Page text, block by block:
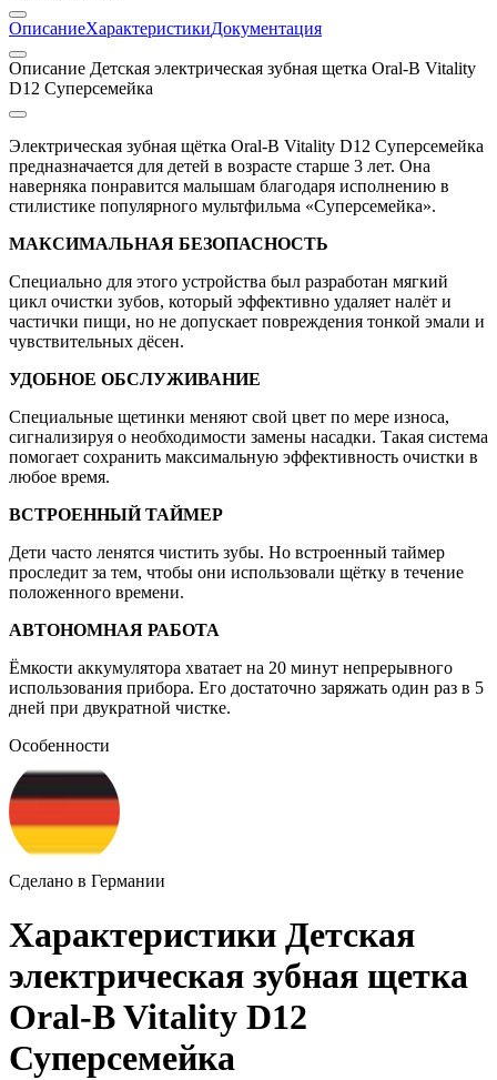
ОписаниеХарактеристикиДокументация
Описание Детская электрическая зубная щетка Oral-B Vitality
D12 Суперсемейка
Электрическая зубная щётка Oral-B Vitality D12 Суперсемейка
предназначается для детей в возрасте старше 3 лет. Она
наверняка понравится малышам благодаря исполнению в
стилистике популярного мультфильма «Суперсемейка».
МАКСИМАЛЬНАЯ БЕЗОПАСНОСТЬ
Специально для этого устройства был разработан мягкий
цикл очистки зубов, который эффективно удаляет налёт и
частички пищи, но не допускает повреждения тонкой эмали и
чувствительных дёсен.
УДОБНОЕ ОБСЛУЖИВАНИЕ
Специальные щетинки меняют свой цвет по мере износа,
сигнализируя о необходимости замены насадки. Такая система
помогает сохранить максимальную эффективность очистки в
любое время.
ВСТРОЕННЫЙ ТАЙМЕР
Дети часто ленятся чистить зубы. Но встроенный таймер
проследит за тем, чтобы они использовали щётку в течение
положенного времени.
АВТОНОМНАЯ РАБОТА
Ёмкости аккумулятора хватает на 20 минут непрерывного
использования прибора. Его достаточно заряжать один раз в 5
дней при двукратной чистке.
Особенности
Сделано в Германии
Характеристики Детская
электрическая зубная щетка
Oral-B Vitality D12
Суперсемейка